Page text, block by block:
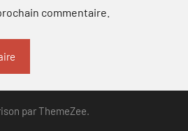
commentaire.
par ThemeZee.